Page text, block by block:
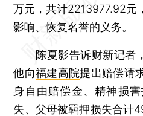
万元，共计2213977.92元
影响、恢复名誉的义务。
陈夏影告诉财新记者
他向福建高院提出赔偿请
身自由赔偿金、精神损
失、父母被羁押损失合计